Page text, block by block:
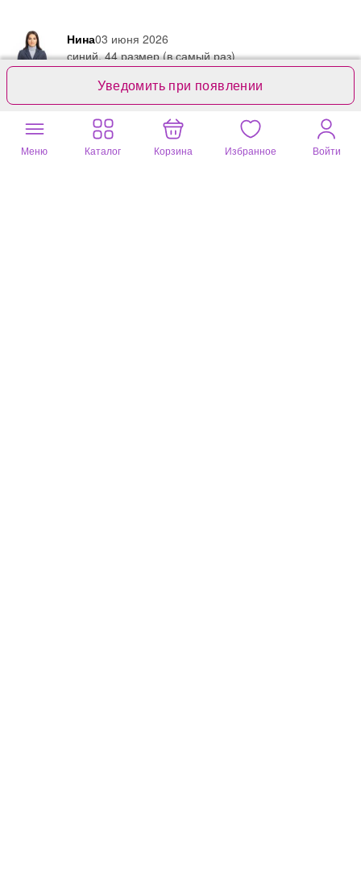
Уведомить при появлении
Нина03 июня 2026
синий, 44 размер (в самый раз)
приталенный пиджак без подклада.
Меню Каталог Корзина Избранное Войти